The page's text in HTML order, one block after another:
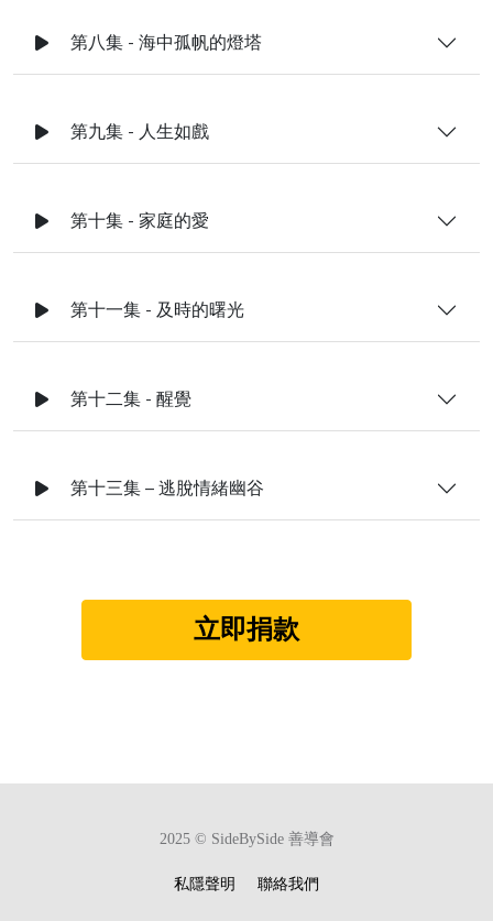
第八集 - 海中孤帆的燈塔
第九集 - 人生如戲
第十集 - 家庭的愛
第十一集 - 及時的曙光
第十二集 - 醒覺
第十三集 – 逃脫情緒幽谷
立即捐款
2025 © SideBySide 善導會
私隱聲明 聯絡我們